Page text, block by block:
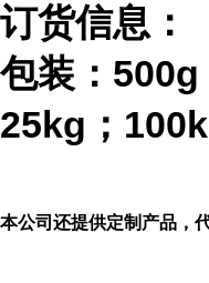
订货信息：
包装： 500g
25kg；
本公司还提供定制产品，